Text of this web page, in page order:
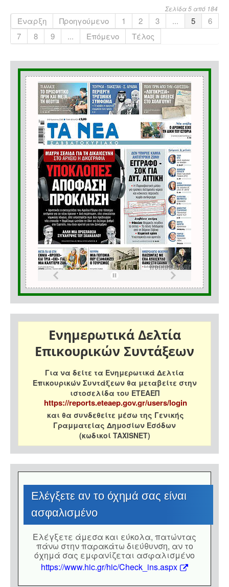
Σελίδα 5 από 184
Έναρξη Προηγούμενο 1 2 3 ... 5
6
7
8 9 ... Επόμενο Τέλος
Ενημερωτικά Δελτία
Επικουρικών Συντάξεων
Για να δείτε τα Ενημερωτικά Δελτία
Επικουρικών Συντάξεων θα μεταβείτε στην
ιστοσελίδα του ΕΤΕΑΕΠ
https://reports.eteaep.gov.gr/users/login
και θα συνδεθείτε μέσω της Γενικής
Γραμματείας Δημοσίων Εσόδων
(κωδικοί TAXISNET)
Eλέγξετε αν το όχημά σας είναι
ασφαλισμένο
Eλέγξετε άμεσα και εύκολα, πατώντας
πάνω στην παρακάτω διεύθυνση, αν το
όχημά σας εμφανίζεται ασφαλισμένο
https://www.hic.gr/hic/Check_ins.aspx